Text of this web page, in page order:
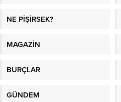
NE PİŞİRSEK?
MAGAZİN
BURÇLAR
GÜNDEM